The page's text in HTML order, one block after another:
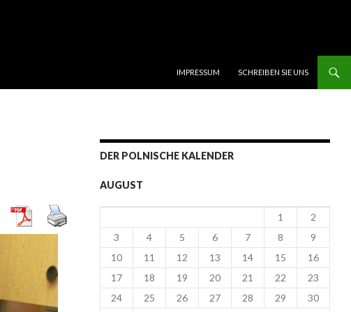
IMPRESSUM
SCHREIBEN SIE UNS
DER POLNISCHE KALENDER
AUGUST
1
2
3
4 5 6 7 8
9
10
11 12 13 14 15
16
17
18 19 20 21 22
23
24
25 26 27 28 29 30